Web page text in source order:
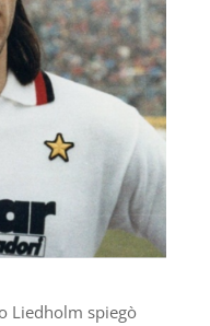
Liedholm spiegò